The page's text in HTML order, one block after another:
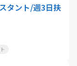
タント/週3日扶